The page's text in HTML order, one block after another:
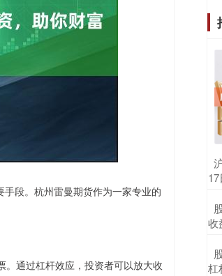
段。杭州雷曼期货作为一家专业的
通过杠杆效应，投资者可以放大收
收
杠